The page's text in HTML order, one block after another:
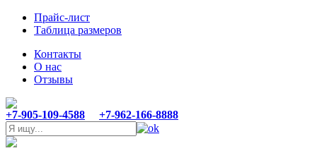
Прайс-лист
Таблица размеров
Контакты
О нас
Отзывы
+7-905-109-4588 +7-962-166-8888